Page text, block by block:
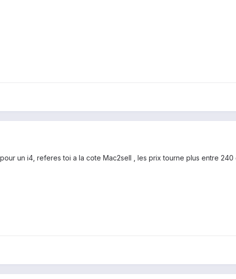
un i4, referes toi a la cote Mac2sell , les prix tourne plus entre 240